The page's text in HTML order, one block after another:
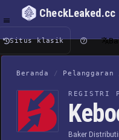
CheckLeaked.cc
Situs klasik
Beranda / Pelanggaran
REGISTRI
Baker